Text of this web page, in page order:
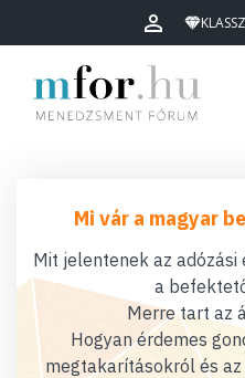
Mi vár a magyar
Mit jelentenek az
a
Merre tart az
Hogyan érdemes
megtakarításokról és